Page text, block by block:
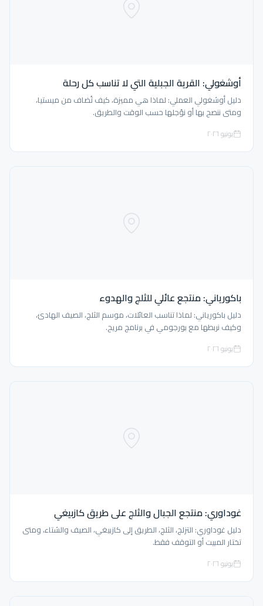
أوشغولي: القرية الجبلية التي لا تناسب كل رحلة
دليل أوشغولي العملي: لماذا هي مميزة، كيف تُضاف من ميستيا،
ومتى ننصح بها أو نؤجلها حسب الوقت والطريق.
يونيو ٢٠٢٦
باكورياني: منتجع عائلي للثلج والهدوء
دليل باكورياني: لماذا تناسب العائلات، موسم الثلج، الصيف الهادئ،
وكيف نربطها مع بورجومي في برنامج مريح.
يونيو ٢٠٢٦
غوداوري: منتجع الجبال والثلج على طريق كازبيغي
دليل غوداوري: التزلج، الثلج، الطريق إلى كازبيغي، الصيف والشتاء، ومتى
تختار المبيت أو التوقف فقط.
يونيو ٢٠٢٦